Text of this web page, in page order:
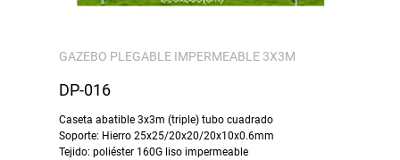
GAZEBO PLEGABLE IMPERMEABLE 3X3M
DP-016
Caseta abatible 3x3m (triple) tubo cuadrado
Soporte: Hierro 25x25/20x20/20x10x0.6mm
Tejido: poliéster 160G liso impermeable